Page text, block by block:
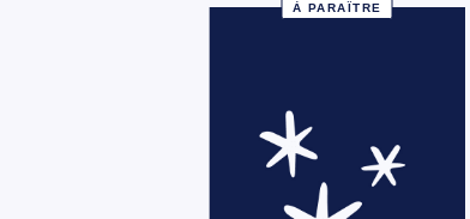
À PARAÎTRE